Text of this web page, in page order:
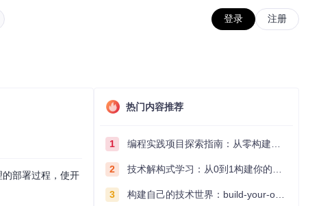
登录 注册
部署过程，使开
热门内容推荐
1 编程实践项目探索指南：从零构建技术能力体系
2 技术解构式学习：从0到1构建你的编程知识体系
3 构建自己的技术世界：build-your-own-x项目的实践探索指南